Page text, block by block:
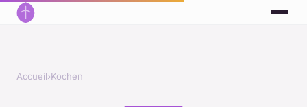
Accueil›Kochen